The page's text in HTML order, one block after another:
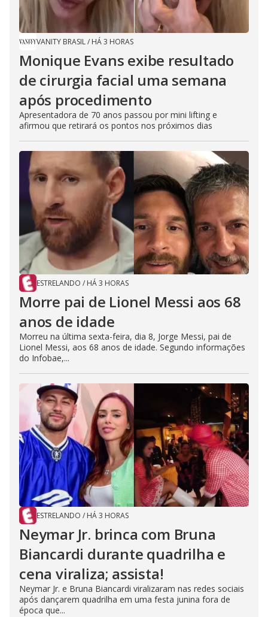
VANITY BRASIL/ HÁ 3 HORAS
Monique Evans exibe resultado
de cirurgia facial uma semana
após procedimento
Apresentadora de 70 anos passou por mini lifting e
afirmou que retirará os pontos nos próximos dias
ESTRELANDO / HÁ 3 HORAS
Morre pai de Lionel Messi aos 68
anos de idade
Morreu na última sexta-feira, dia 8, Jorge Messi, pai de
Lionel Messi, aos 68 anos de idade. Segundo informações
do Infobae,...
ESTRELANDO / HÁ 3 HORAS
Neymar Jr. brinca com Bruna
Biancardi durante quadrilha e
cena viraliza; assista!
Neymar Jr. e Bruna Biancardi viralizaram nas redes sociais
após dançarem quadrilha em uma festa junina fora de
época que...